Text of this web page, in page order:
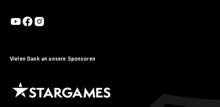
Widerruf erfolgten Verarbeitung aus. Weitere Informationen
finden Sie in unseren Datenschutzhinweisen.
Vielen Dank an unsere Sponsoren